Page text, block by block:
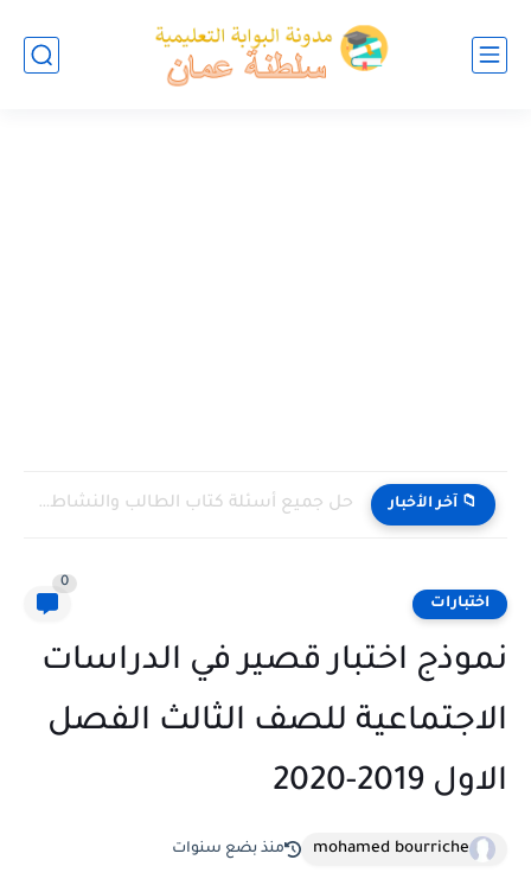
📁 آخر الأخبار حل جميع أسئلة كتاب الطالب والنشاط في الاحياء للصف العاشر...
اختبارات
0
نموذج اختبار قصير في الدراسات
الاجتماعية للصف الثالث الفصل
الاول 2019-2020
mohamed bourriche منذ بضع سنوات